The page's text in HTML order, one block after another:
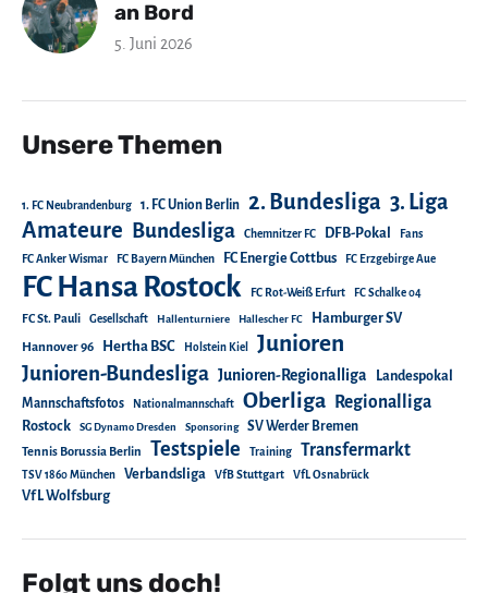
an Bord
5. Juni 2026
Unsere Themen
1. FC Neubrandenburg 1. FC Union Berlin 2. Bundesliga 3. Liga
Amateure Bundesliga Chemnitzer FC DFB-Pokal Fans
FC Anker Wismar FC Bayern München FC Energie Cottbus FC Erzgebirge Aue
FC Hansa Rostock FC Rot-Weiß Erfurt FC Schalke 04
FC St. Pauli Gesellschaft Hallenturniere Hallescher FC Hamburger SV
Hannover 96 Hertha BSC Holstein Kiel Junioren
Junioren-Bundesliga Junioren-Regionalliga
Landespokal
Mannschaftsfotos
Nationalmannschaft Oberliga Regionalliga
Rostock SG Dynamo Dresden Sponsoring SV Werder Bremen
Tennis Borussia Berlin Testspiele Training Transfermarkt
TSV 1860 München Verbandsliga VfB Stuttgart VfL Osnabrück
VfL Wolfsburg
Folgt uns doch!